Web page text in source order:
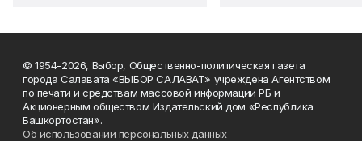
© 1954-2026, Выбор, Общественно-политическая газета
города Салавата «ВЫБОР САЛАВАТ» учреждена Агентством
по печати и средствам массовой информации РБ и
Акционерным обществом Издательский дом «Республика
Башкортостан».
Об использовании персональных данных